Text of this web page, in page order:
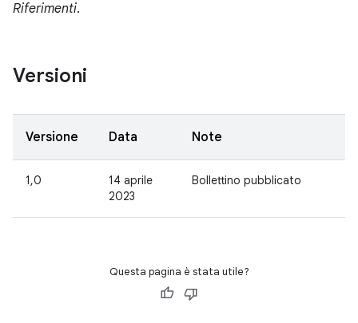
Riferimenti.
Versioni
Versione Data Note
1,0
14 aprile
2023
Bollettino pubblicato
Questa pagina è stata utile?